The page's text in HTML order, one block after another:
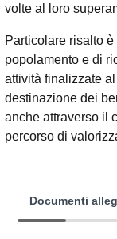
volte al loro
Particolare risalto
popolamento e di
attività finalizzate
destinazione dei
anche attraverso il
percorso di
Documenti